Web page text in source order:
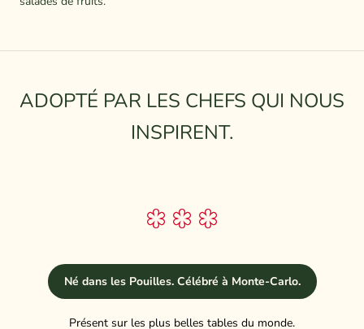
ADOPTÉ PAR LES CHEFS QUI NOUS
INSPIRENT.
Né dans les Pouilles. Célébré à Monte-Carlo.
Présent sur les plus belles tables du monde.